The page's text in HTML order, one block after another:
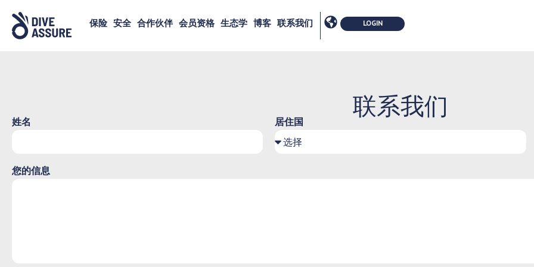
保险 安全 合作伙伴 会员资格 生态学 博客 联系我们
联系我们
姓名 居住国
您的信息